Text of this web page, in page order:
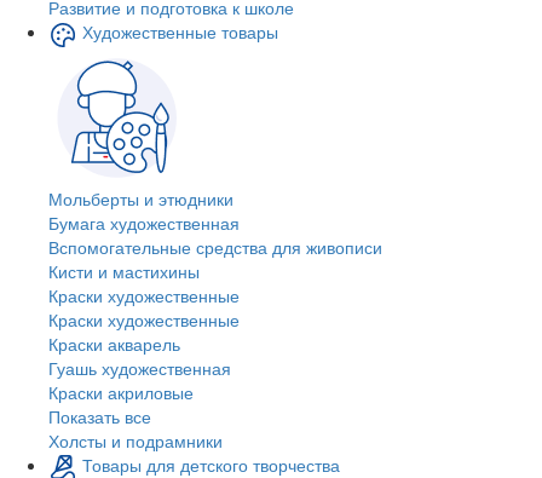
Развитие и подготовка к школе
Художественные товары
Мольберты и этюдники
Бумага художественная
Вспомогательные средства для живописи
Кисти и мастихины
Краски художественные
Краски художественные
Краски акварель
Гуашь художественная
Краски акриловые
Показать все
Холсты и подрамники
Товары для детского творчества